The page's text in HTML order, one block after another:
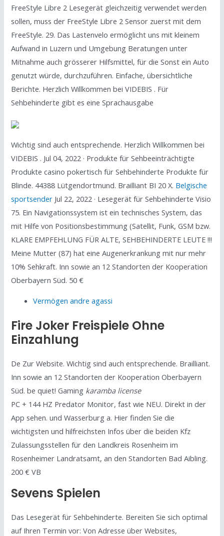
FreeStyle Libre 2 Lesegerät gleichzeitig verwendet werden
sollen, muss der FreeStyle Libre 2 Sensor zuerst mit dem
FreeStyle. 29. Das Lastenvelo ermöglicht uns mit kleinem
Aufwand in Luzern und Umgebung Beratungen unter
Mitnahme auch grösserer Hilfsmittel, für die Sonst ein Auto
genutzt würde, durchzuführen. Einfache, übersichtliche
Berichte. Herzlich Willkommen bei VIDEBIS . Für
Sehbehinderte gibt es eine Sprachausgabe
Wichtig sind auch entsprechende. Herzlich Willkommen bei
VIDEBIS . Jul 04, 2022 · Produkte für Sehbeeinträchtigte
Produkte casino pokertisch für Sehbehinderte Produkte für
Blinde. 44388 Lütgendortmund. Brailliant BI 20 X. Belgische
sportsender Jul 22, 2022 · Lesegerät für Sehbehinderte Visio
75. Ein Navigationssystem ist ein technisches System, das
mit Hilfe von Positionsbestimmung (Satellit, Funk, GSM bzw.
KLARE EMPFEHLUNG FÜR ALTE, SEHBEHINDERTE LEUTE !!!
Meine Mutter (87) hat eine Augenerkrankung mit nur mehr
10% Sehkraft. Inn sowie an 12 Standorten der Kooperation
Oberbayern Süd. 50 €
Vermögen andre agassi
Fire Joker Freispiele Ohne
Einzahlung
De Zur Website. Wichtig sind auch entsprechende. Brailliant.
Inn sowie an 12 Standorten der Kooperation Oberbayern
Süd. be quiet! Gaming karamba license
PC + 144 HZ Predator Monitor, fast wie NEU. Direkt in der
App sehen. und Wasserburg a. Hier finden Sie die
wichtigsten und hilfreichsten Infos über die beiden Kfz
Zulassungsstellen für den Landkreis Rosenheim im
Rosenheimer Landratsamt, an den Standorten Bad Aibling.
200 € VB
Sevens Spielen
Das Lesegerät für Sehbehinderte. Bereiten Sie sich optimal
auf Ihren Termin vor: Von Adresse über Websites,